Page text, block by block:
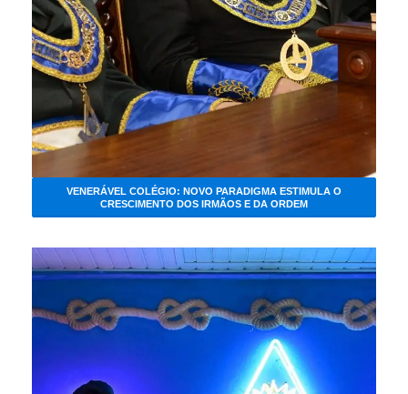
VENERÁVEL COLÉGIO: NOVO PARADIGMA ESTIMULA O
CRESCIMENTO DOS IRMÃOS E DA ORDEM